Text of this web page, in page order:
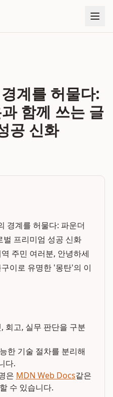
계를 허물다:
함께 쓰는 글
공 신화
경계를 허물다: 파운더
벌 프리미엄 성공 신화
주민 여러분, 안녕하세
이로 유명한 '몽탄'의 이
회고, 실무 판단을 구분
한 기술 절차를 분리해
다.
은 MDN Web Docs같은
수 있습니다.